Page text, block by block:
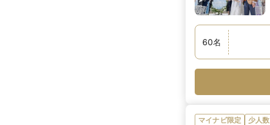
60名
マイナビ限定 少人数